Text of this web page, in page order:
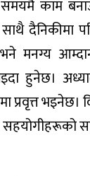
समयमै काम
दैनिकीमा
मनग्य
हुनेछ।
प्रवृत्त
सहयोगीहरूको